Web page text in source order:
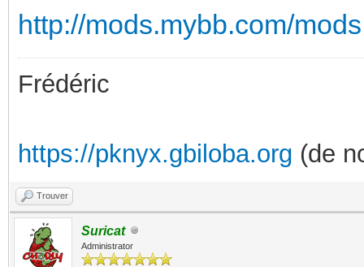
http://mods.mybb.com/mods
Frédéric
https://pknyx.gbiloba.org (de
Trouver
Suricat
Administrator